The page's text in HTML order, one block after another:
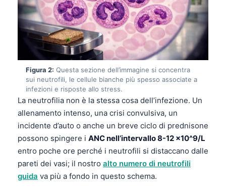
Figura 2: Questa sezione dell’immagine si concentra
sui neutrofili, le cellule bianche più spesso associate a
infezioni e risposte allo stress.
La neutrofilia non è la stessa cosa dell’infezione. Un
allenamento intenso, una crisi convulsiva, un
incidente d’auto o anche un breve ciclo di prednisone
possono spingere i ANC nell’intervallo 8-12 x10^9/L
entro poche ore perché i neutrofili si distaccano dalle
pareti dei vasi; il nostro alto numero di neutrofili
guida va più a fondo in questo schema.